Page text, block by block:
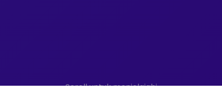
Scroll untuk menjelajahi